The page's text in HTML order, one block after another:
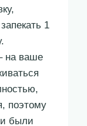
1
на ваше
поэтому
были